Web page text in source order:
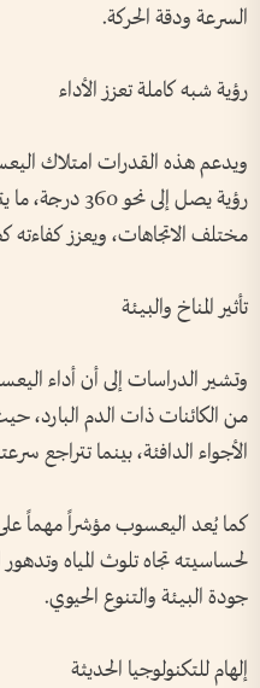
السرعة ودقة الحركة.
رؤية شبه كاملة تعزز الأداء
ويدعم هذه القدرات امتلاك
رؤية يصل إلى
مختلف الاتجاهات، ويعزز
تأثير المناخ والبيئة
وتشير الدراسات إلى أن أداء
من الكائنات ذات الدم البارد،
الأجواء الدافئة، بينما تتراجع
كما يُعد اليعسوب مؤشراً مهماً
لحساسيته تجاه تلوث المياه
جودة البيئة والتنوع الحيوي.
إلهام للتكنولوجيا الحديثة